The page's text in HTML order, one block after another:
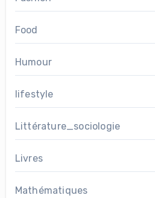
Food
Humour
lifestyle
Littérature_sociologie
Livres
Mathématiques